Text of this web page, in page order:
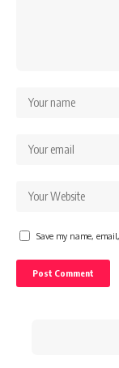
Save my name,